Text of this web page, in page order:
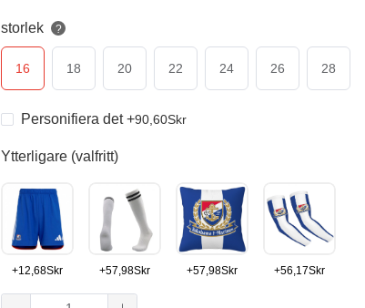
storlek ?
16 18 20 22 24 26 28
Personifiera det+90,60Skr
Ytterligare (valfritt)
+12,68Skr +57,98Skr +57,98Skr +56,17Skr